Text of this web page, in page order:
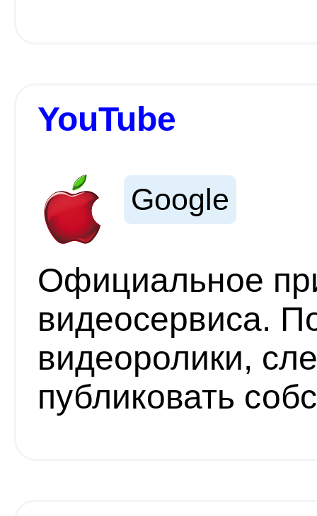
YouTube
Google
Официальное
видеосервиса.
видеоролики,
публиковать